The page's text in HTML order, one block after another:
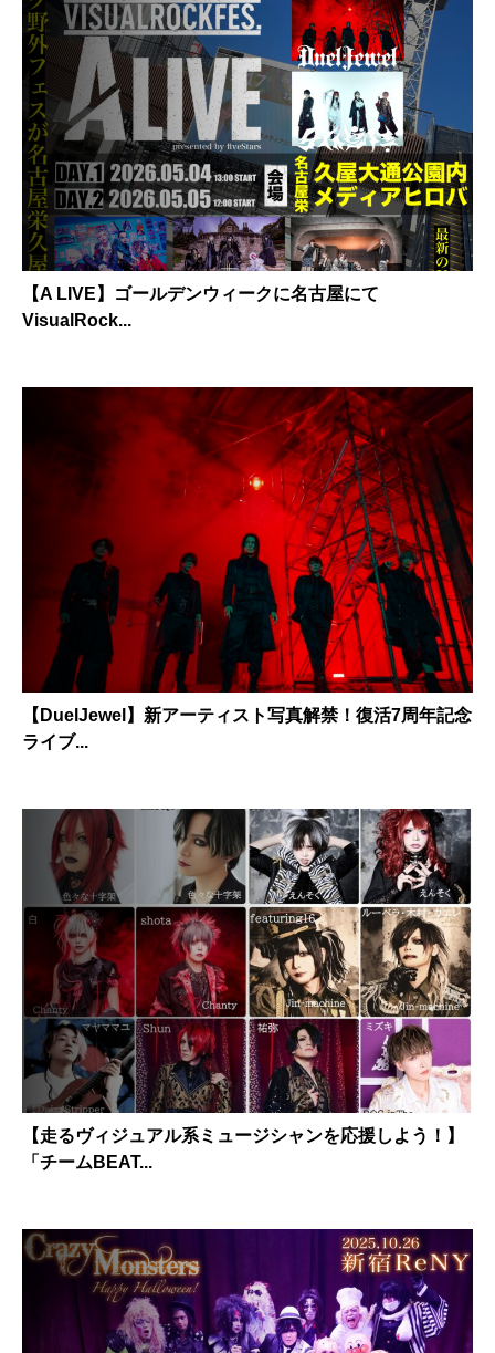
【A LIVE】ゴールデンウィークに名古屋にて
VisualRock...
【DuelJewel】新アーティスト写真解禁！復活7周年記念
ライブ...
【走るヴィジュアル系ミュージシャンを応援しよう！】
「チームBEAT...